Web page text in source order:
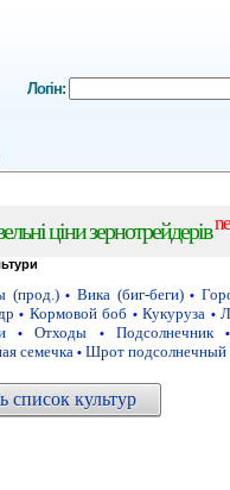
Логін:
ціни зернотрейдерів
(прод.) • Вика (биг-беги) •
• Кормовой боб • Кукуруза •
• Отходы • Подсолнечник •
семечка • Шрот подсолнечный
список культур